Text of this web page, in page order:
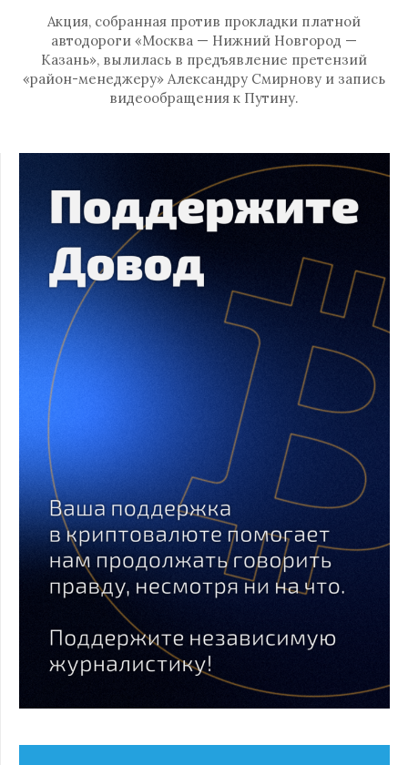
Акция, собранная против прокладки платной
автодороги «Москва — Нижний Новгород —
Казань», вылилась в предъявление претензий
«район-менеджеру» Александру Смирнову и запись
видеообращения к Путину.